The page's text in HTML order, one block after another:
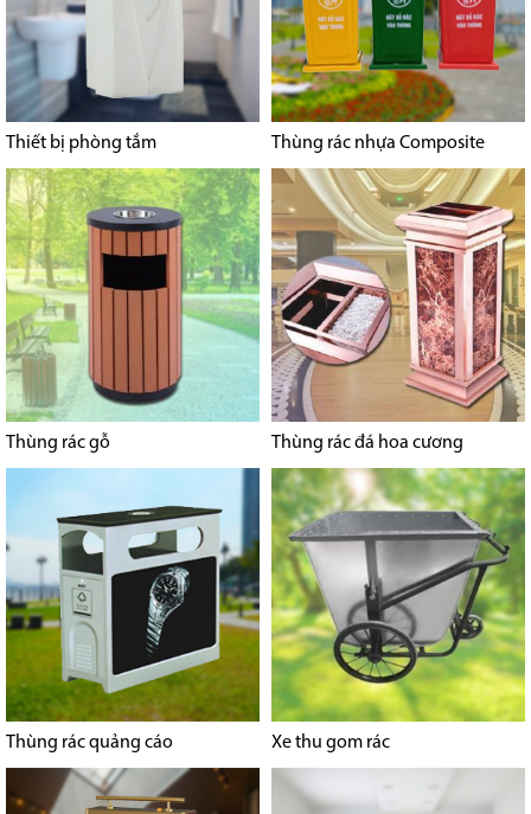
Thiết bị phòng tắm Thùng rác nhựa Composite
Thùng rác gỗ Thùng rác đá hoa cương
Thùng rác quảng cáo Xe thu gom rác